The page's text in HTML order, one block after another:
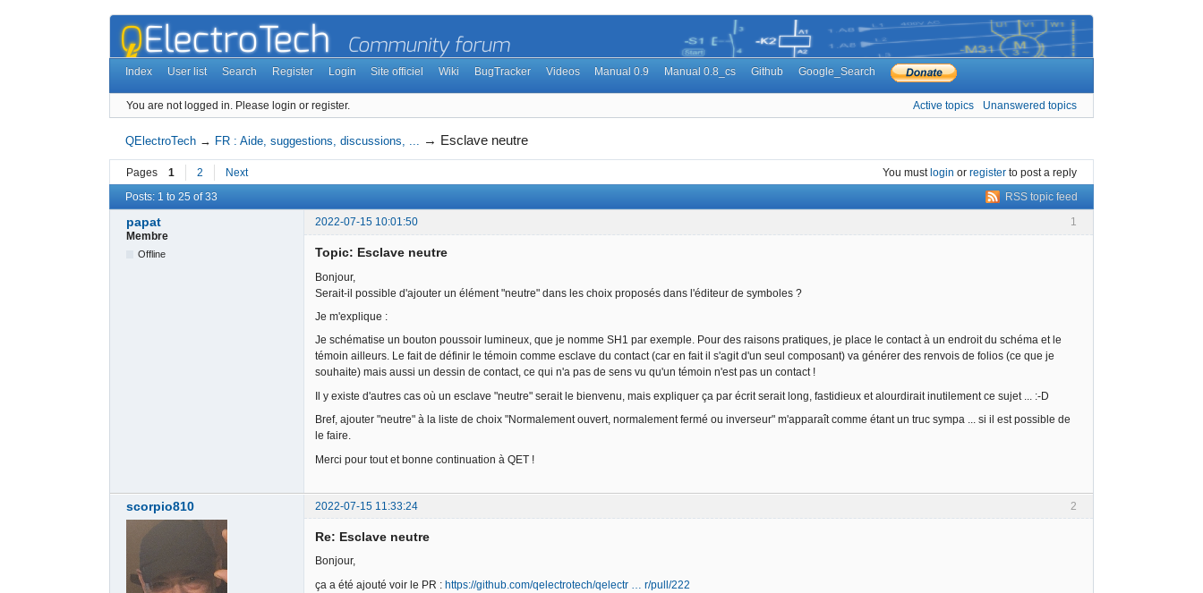
Index User list Search Register Login Site officiel Wiki BugTracker Videos Manual 0.9 Manual 0.8_cs Github Google_Search
You are not logged in. Please login or register. Active topics Unanswered topics
QElectroTech → FR : Aide, suggestions, discussions, ... → Esclave neutre
Pages 1 2 Next You mustlogin or register to post a reply
RSS topic feed
Posts: 1 to 25 of 33
1
papat
2022-07-15 10:01:50
Membre
Offline Topic: Esclave neutre
Bonjour,
Serait-il possible d'ajouter un élément "neutre" dans les choix proposés dans l'éditeur de symboles ?
Je m'explique :
Je schématise un bouton poussoir lumineux, que je nomme SH1 par exemple. Pour des raisons pratiques, je place le contact à un endroit du schéma et le
témoin ailleurs. Le fait de définir le témoin comme esclave du contact (car en fait il s'agit d'un seul composant) va générer des renvois de folios (ce que je
souhaite) mais aussi un dessin de contact, ce qui n'a pas de sens vu qu'un témoin n'est pas un contact !
Il y existe d'autres cas où un esclave "neutre" serait le bienvenu, mais expliquer ça par écrit serait long, fastidieux et alourdirait inutilement ce sujet ... :-D
Bref, ajouter "neutre" à la liste de choix "Normalement ouvert, normalement fermé ou inverseur" m'apparaît comme étant un truc sympa ... si il est possible de
le faire.
Merci pour tout et bonne continuation à QET !
2
scorpio810 2022-07-15 11:33:24
Re: Esclave neutre
Bonjour,
ça a été ajouté voir le PR : https://github.com/qelectrotech/qelectr … r/pull/222